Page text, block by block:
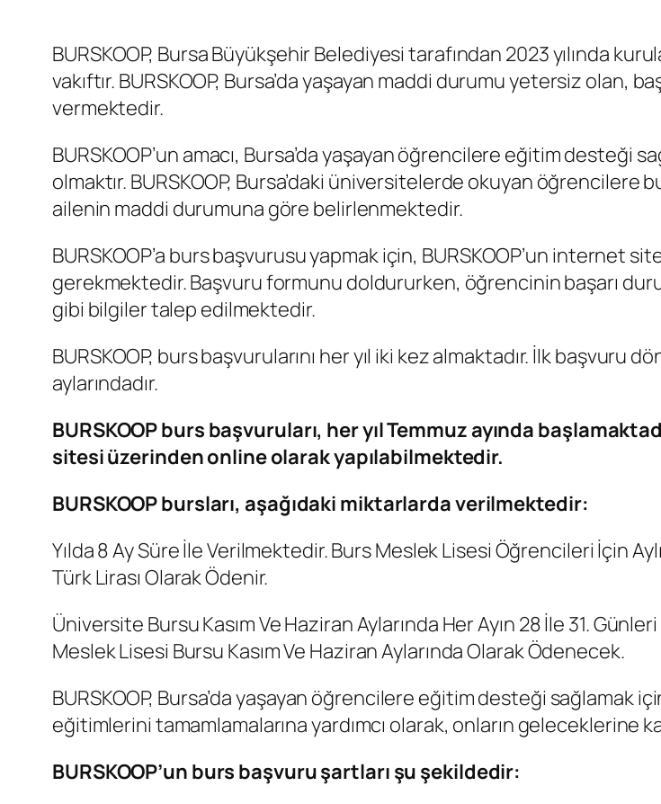
BURSKOOP, Bursa Büyükşehir Belediyesi tarafından 2023 yılında
vakıftır. BURSKOOP, Bursa’da yaşayan maddi durumu yetersiz olan,
vermektedir.
BURSKOOP’un amacı, Bursa’da yaşayan öğrencilere eğitim desteği
olmaktır. BURSKOOP, Bursa’daki üniversitelerde okuyan
ailenin maddi durumuna göre belirlenmektedir.
BURSKOOP’a burs başvurusu yapmak için, BURSKOOP’un internet
gerekmektedir. Başvuru formunu doldururken, öğrencinin başarı
gibi bilgiler talep edilmektedir.
BURSKOOP, burs başvurularını her yıl iki kez almaktadır. İlk
aylarındadır.
BURSKOOP burs başvuruları, her yıl Temmuz ayında
sitesi üzerinden online olarak yapılabilmektedir.
BURSKOOP bursları, aşağıdaki miktarlarda verilmektedir:
Yılda 8 Ay Süre İle Verilmektedir. Burs Meslek Lisesi Öğrencileri İçin
Türk Lirası Olarak Ödenir.
Üniversite Bursu Kasım Ve Haziran Aylarında Her Ayın 28 İle 31. Günleri
Meslek Lisesi Bursu Kasım Ve Haziran Aylarında Olarak Ödenecek.
BURSKOOP, Bursa’da yaşayan öğrencilere eğitim desteği sağlamak
eğitimlerini tamamlamalarına yardımcı olarak, onların geleceklerine
BURSKOOP’un burs başvuru şartları şu şekildedir: